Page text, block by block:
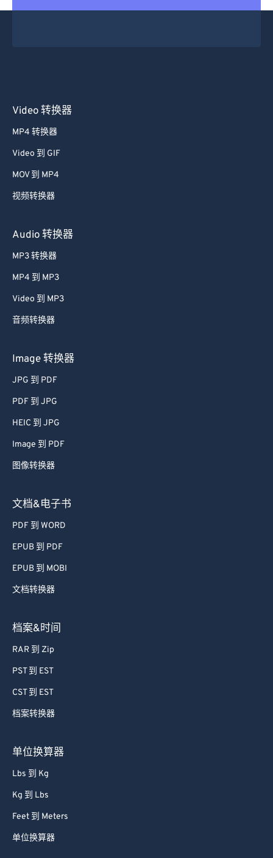
Video 转换器
MP4 转换器
Video 到 GIF
MOV 到 MP4
视频转换器
Audio 转换器
MP3 转换器
MP4 到 MP3
Video 到 MP3
音频转换器
Image 转换器
JPG 到 PDF
PDF 到 JPG
HEIC 到 JPG
Image 到 PDF
图像转换器
文档&电子书
PDF 到 WORD
EPUB 到 PDF
EPUB 到 MOBI
文档转换器
档案&时间
RAR 到 Zip
PST 到 EST
CST 到 EST
档案转换器
单位换算器
Lbs 到 Kg
Kg 到 Lbs
Feet 到 Meters
单位换算器